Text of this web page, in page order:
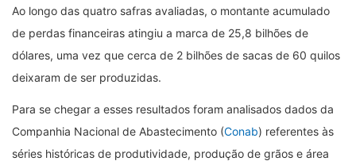
Ao longo das quatro safras avaliadas, o montante acumulado
de perdas financeiras atingiu a marca de 25,8 bilhões de
dólares, uma vez que cerca de 2 bilhões de sacas de 60 quilos
deixaram de ser produzidas.
Para se chegar a esses resultados foram analisados dados da
Companhia Nacional de Abastecimento (Conab) referentes às
séries históricas de produtividade, produção de grãos e área